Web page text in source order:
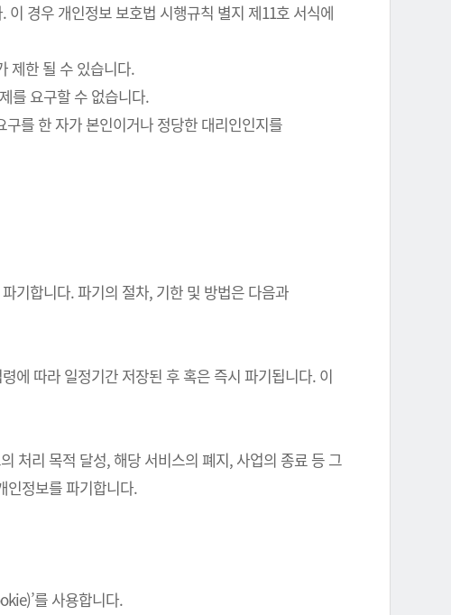
경우 개인정보 보호법 시행규칙 별지 제11호 서식에
제한 될 수 있습니다.
를 요구할 수 없습니다.
를 한 자가 본인이거나 정당한 대리인인지를
기합니다. 파기의 절차, 기한 및 방법은 다음과
에 따라 일정기간 저장된 후 혹은 즉시 파기됩니다. 이
처리 목적 달성, 해당 서비스의 폐지, 사업의 종료 등 그
인정보를 파기합니다.
를 사용합니다.